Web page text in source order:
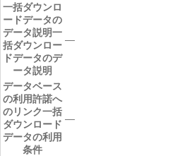
一括ダウンロ
ードデータの
データ説明一
括ダウンロー
ドデータのデ
ータ説明
―
データベース
の利用許諾へ
のリンク一括
ダウンロード
データの利用
条件
―